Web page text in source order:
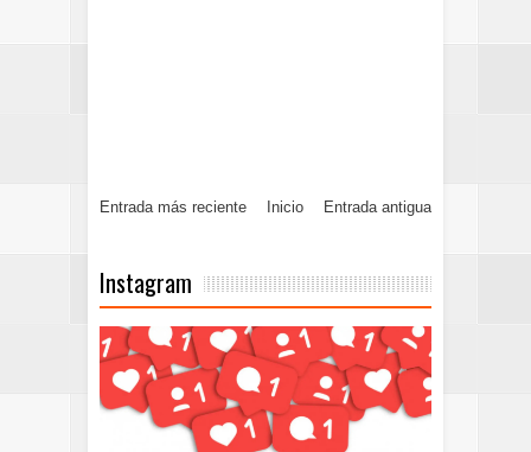
Entrada más reciente Entrada antigua
Inicio
Instagram